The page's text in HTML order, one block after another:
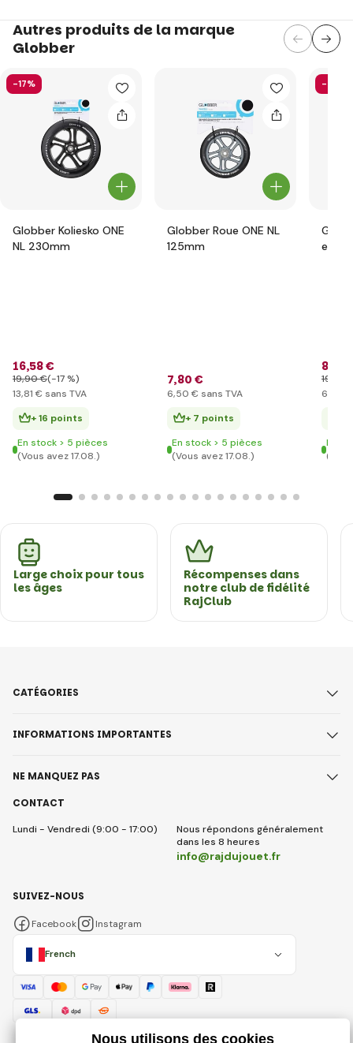
Autres produits de la marque
Globber
-17%
Globber Koliesko ONE
NL 230mm
16,58 €
19,90 €(-17 %)
13,81 € sans TVA
+ 16 points
En stock > 5 pièces
(Vous avez 17.08.)
Globber Roue ONE NL
125mm
7,80 €
6,50 € sans TVA
+ 7 points
En stock > 5 pièces
(Vous avez 17.08.)
-58%
8
19
6
En
Large choix pour tous
les âges
Récompenses dans
notre club de fidélité
RajClub
CONTACT
Lundi - Vendredi (9:00 - 17:00)
Nous répondons généralement
dans les 8 heures
info@rajdujouet.fr
CATÉGORIES
INFORMATIONS IMPORTANTES
NE MANQUEZ PAS
French
SUIVEZ-NOUS
Facebook Instagram